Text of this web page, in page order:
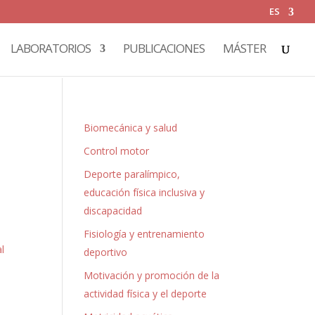
ES
LABORATORIOS PUBLICACIONES MÁSTER
Biomecánica y salud
Control motor
Deporte paralímpico,
educación física inclusiva y
discapacidad
Fisiología y entrenamiento
deportivo
Motivación y promoción de la
actividad física y el deporte